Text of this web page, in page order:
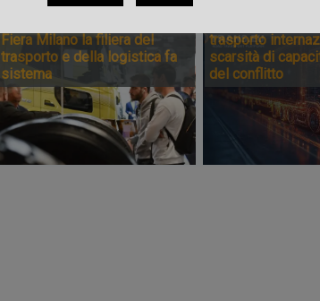
Fiera Milano la filiera del
trasporto e della logistica fa
sistema
Il costo
trasporto
scarsità di
del conflitto